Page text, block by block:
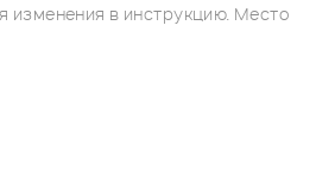
изменения в инструкцию. Место